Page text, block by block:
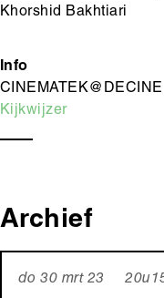
Khorshid Bakhtiari
Info
Kijkwijzer
Archief
do 30 mrt 23